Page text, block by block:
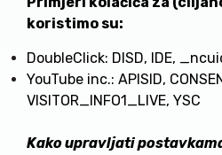
koristimo su:
DoubleClick: DISD, IDE,
YouTube inc.: APISID,
VISITOR_INFO1_LIVE, YSC
Kako upravljati